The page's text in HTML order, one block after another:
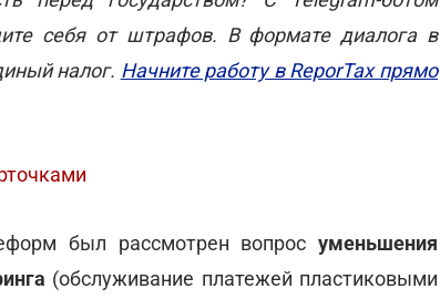
себя от штрафов. В формате диалога в
налог. Начните работу в ReporTax прямо
был рассмотрен вопрос уменьшения
(обслуживание платежей пластиковыми